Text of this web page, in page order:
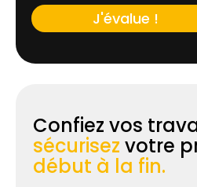
J'évalue !
Confiez vos
sécurisez votre
début à la fin.